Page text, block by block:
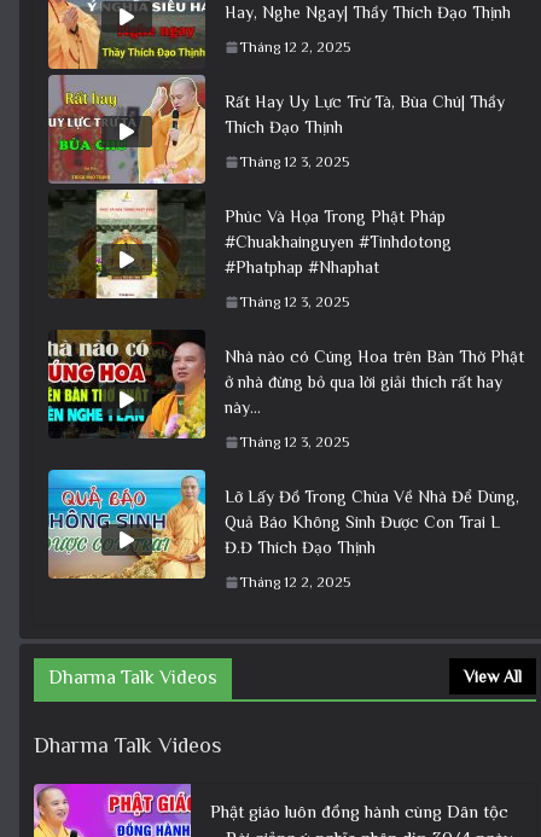
Hay, Nghe Ngay| Thầy Thích Đạo Thịnh
Tháng 12 2, 2025
Rất Hay Uy Lực Trừ Tà, Bùa Chú| Thầy
Thích Đạo Thịnh
Tháng 12 3, 2025
Phúc Và Họa Trong Phật Pháp
#Chuakhainguyen #Tinhdotong
#Phatphap #Nhaphat
Tháng 12 3, 2025
Nhà nào có Cúng Hoa trên Bàn Thờ Phật
ở nhà đừng bỏ qua lời giải thích rất hay
này…
Tháng 12 3, 2025
Lỡ Lấy Đồ Trong Chùa Về Nhà Để Dùng,
Quả Báo Không Sinh Được Con Trai L
Đ.Đ Thích Đạo Thịnh
Tháng 12 2, 2025
Dharma Talk Videos View All
Dharma Talk Videos
Phật giáo luôn đồng hành cùng Dân tộc